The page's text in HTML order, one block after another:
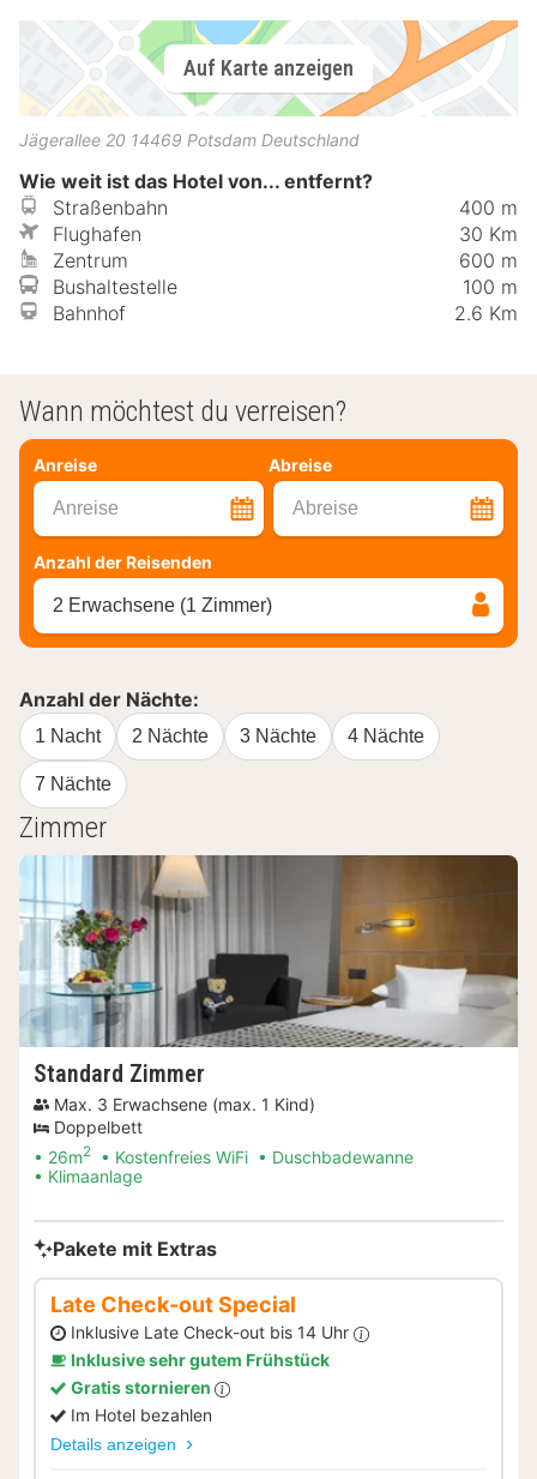
Auf Karte anzeigen
Jägerallee 20 14469 Potsdam Deutschland
Wie weit ist das Hotel von... entfernt?
Straßenbahn
400 m
Flughafen
30 Km
Zentrum
600 m
Bushaltestelle
100 m
Bahnhof
2.6 Km
Wann möchtest du verreisen?
Anreise Abreise
Anreise Abreise
Anzahl der Reisenden
2 Erwachsene (1 Zimmer)
Anzahl der Nächte:
1 Nacht 2 Nächte 3 Nächte 4 Nächte
7 Nächte
Zimmer
Standard Zimmer
Max. 3 Erwachsene (max. 1 Kind)
Doppelbett
26m2 Kostenfreies WiFi
Duschbadewanne
Klimaanlage
Pakete mit Extras
Late Check-out Special
Inklusive Late Check-out bis 14 Uhr
Inklusive sehr gutem Frühstück
Gratis stornieren
Im Hotel bezahlen
Details anzeigen